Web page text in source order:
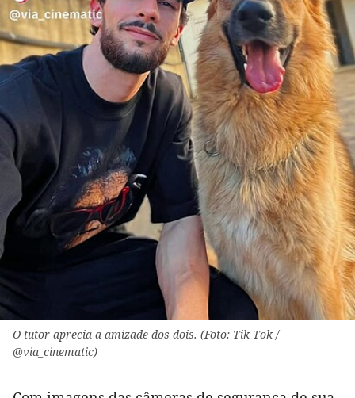
O tutor aprecia a amizade dos dois. (Foto: Tik Tok /
@via_cinematic)